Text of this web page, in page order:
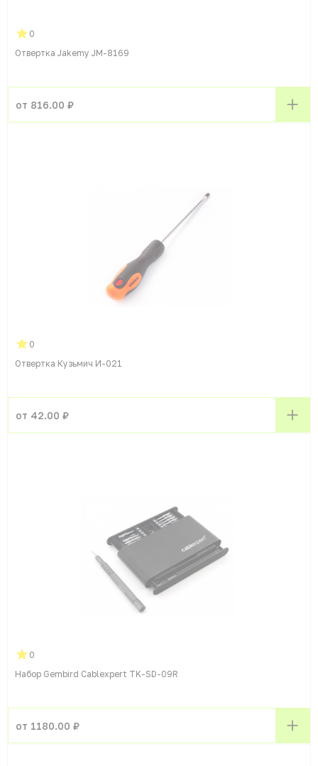
0
Отвертка Jakemy JM-8169
от 816.00 ₽
0
Отвертка Кузьмич И-021
от 42.00 ₽
0
Набор Gembird Cablexpert TK-SD-09R
от 1180.00 ₽